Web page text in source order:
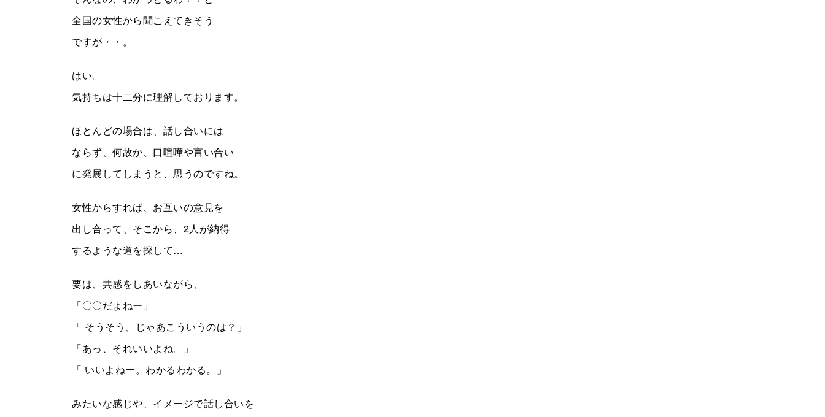
全国の女性から聞こえてきそう
ですが・・。
はい。
気持ちは十二分に理解しております。
ほとんどの場合は、話し合いには
ならず、何故か、口喧嘩や言い合い
に発展してしまうと、思うのですね。
女性からすれば、お互いの意見を
出し合って、そこから、2人が納得
するような道を探して…
要は、共感をしあいながら、
「〇〇だよねー」
「 そうそう、じゃあこういうのは？」
「あっ、それいいよね。」
「 いいよねー。わかるわかる。」
みたいな感じや、イメージで話し合いを